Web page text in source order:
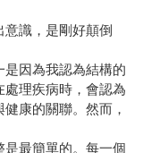
識，是剛好顛倒
因為我認為結構的
理疾病時，會認為
康的關聯。然而，
最簡單的。每一個